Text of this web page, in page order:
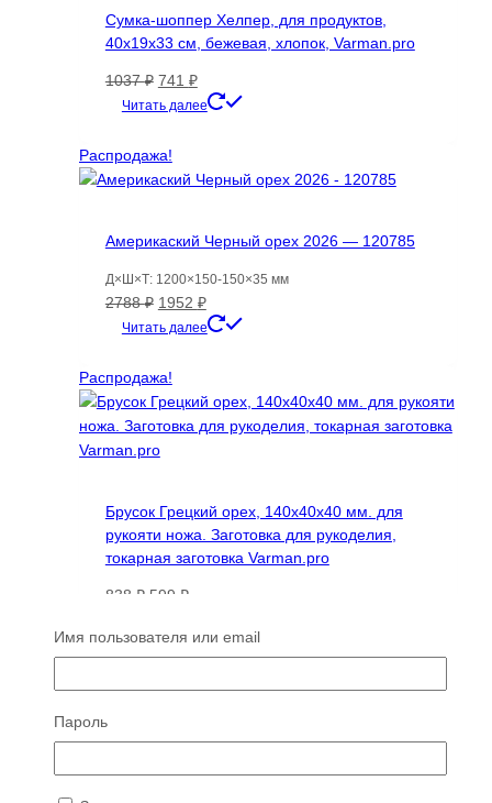
Сумка-шоппер Хелпер, для продуктов,
40х19х33 см, бежевая, хлопок, Varman.pro
1037₽ Первоначальная
цена
1037 ₽.
741 ₽Текущая
цена:
Читать далее
Распродажа!
Америкаский Черный орех 2026 — 120785
Д×Ш×Т: 1200×150-150×35 мм
2788₽ Первоначальная
цена
2788 ₽.
1952 ₽Текущая
цена:
Читать далее
Распродажа!
Брусок Грецкий орех, 140х40х40 мм. для
рукояти ножа. Заготовка для рукоделия,
токарная заготовка Varman.pro
838 ₽ Первоначальная
составляла
599 ₽Текущая
599 ₽.
ТОП 100
Имя пользователя или email
Пароль